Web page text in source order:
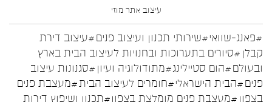
עיצוב אתר מוזי
#פאנג-שוואי#שירותי תכנון ועיצוב פנים#עיצוב דירת
קבלן #סיורים בתערוכות ובחנויות לעיצוב הבית בארץ
ובעולם#הום סטיילינג#מתודולוגיה ועיון #סגנונות עיצוב
פנים#הבית הישראלי#חומרים לעיצוב הבית#מעצבת פנים
בצפון #מעצבת פנים מומלצת בצפון#תכנון ושיפוץ דירות